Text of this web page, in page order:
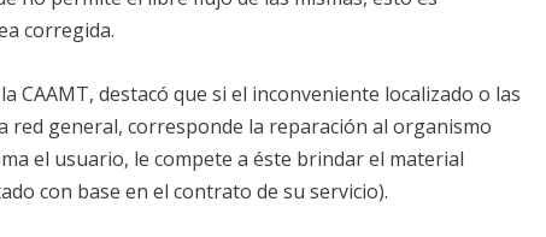
corregida.
CAAMT, destacó que si el inconveniente localizado o las
red general, corresponde la reparación al organismo
el usuario, le compete a éste brindar el material
con base en el contrato de su servicio).